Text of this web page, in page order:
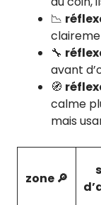
📉
🔧
avant
🧭
calme
mais
zone 🔎